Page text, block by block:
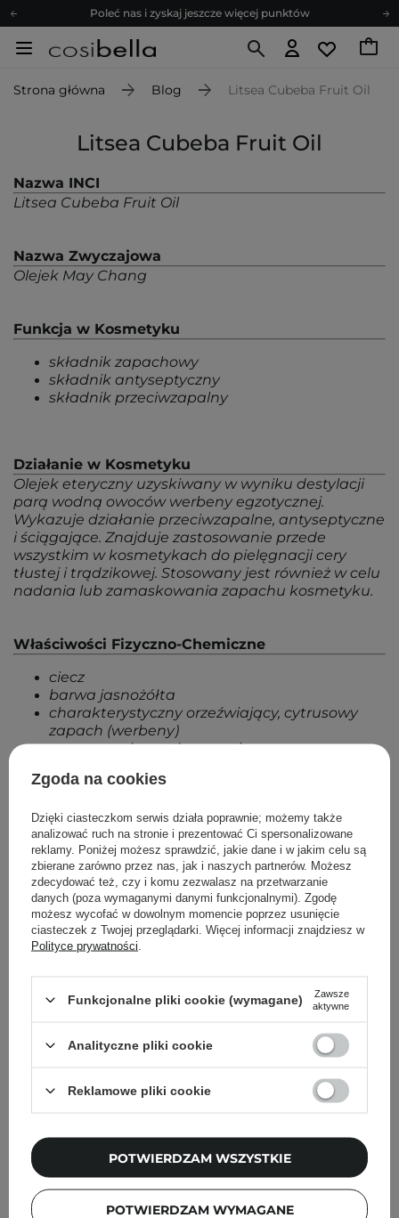
Poleć nas i zyskaj jeszcze więcej punktów
Zapisz się na newsletter pełen porad
Z nami to możliwe! Realizacja zamówienia do 24h.
Zapisz się na newsletter pełen porad
Strona główna Blog Litsea Cubeba Fruit Oil
Litsea Cubeba Fruit Oil
Nazwa INCI
Litsea Cubeba Fruit Oil
Nazwa Zwyczajowa
Olejek May Chang
Funkcja w Kosmetyku
składnik zapachowy
składnik antyseptyczny
składnik przeciwzapalny
Działanie w Kosmetyku
Olejek eteryczny uzyskiwany w wyniku destylacji
parą wodną owoców werbeny egzotycznej.
Wykazuje działanie przeciwzapalne, antyseptyczne
i ściągające. Znajduje zastosowanie przede
wszystkim w kosmetykach do pielęgnacji cery
tłustej i trądzikowej. Stosowany jest również w celu
nadania lub zamaskowania zapachu kosmetyku.
Właściwości Fizyczno-Chemiczne
ciecz
barwa jasnożółta
charakterystyczny orzeźwiający, cytrusowy
zapach (werbeny)
rozpuszczalny w tłuszczach
Powrót do Cosipedii
Pokaż więcej wpisów z Listopad 2021
Pielęgnacyjne checklisty, eksperckie porady,
wiadomości marketingowych i
przetwarzanie moich danych przez
Cosibella sp. z o.o, zgodnie zpolityką
Zgoda na cookies
Dzięki ciasteczkom serwis działa poprawnie; możemy także
analizować ruch na stronie i prezentować Ci spersonalizowane
reklamy. Poniżej możesz sprawdzić, jakie dane i w jakim celu są
zbierane zarówno przez nas, jak i naszych partnerów. Możesz
zdecydować też, czy i komu zezwalasz na przetwarzanie
danych (poza wymaganymi danymi funkcjonalnymi). Zgodę
możesz wycofać w dowolnym momencie poprzez usunięcie
ciasteczek z Twojej przeglądarki. Więcej informacji znajdziesz w
Polityce prywatności
Funkcjonalne pliki cookie (wymagane)
Zawsze
aktywne
Analityczne pliki cookie
Reklamowe pliki cookie
POTWIERDZAM WYMAGANE
POTWIERDZAM WSZYSTKIE